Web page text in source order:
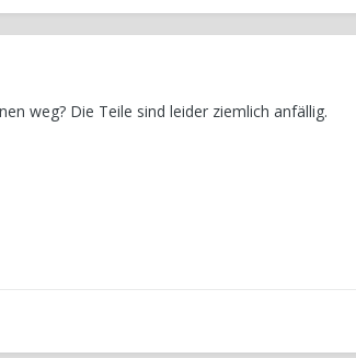
weg? Die Teile sind leider ziemlich anfällig.